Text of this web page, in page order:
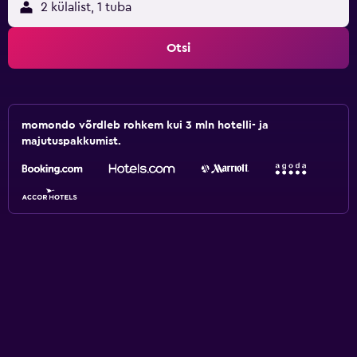
2 külalist, 1 tuba
Otsi
momondo võrdleb rohkem kui 3 mln hotelli- ja
majutuspakkumist.